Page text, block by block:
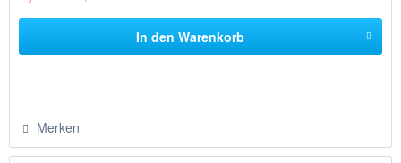
In den Warenkorb
Merken